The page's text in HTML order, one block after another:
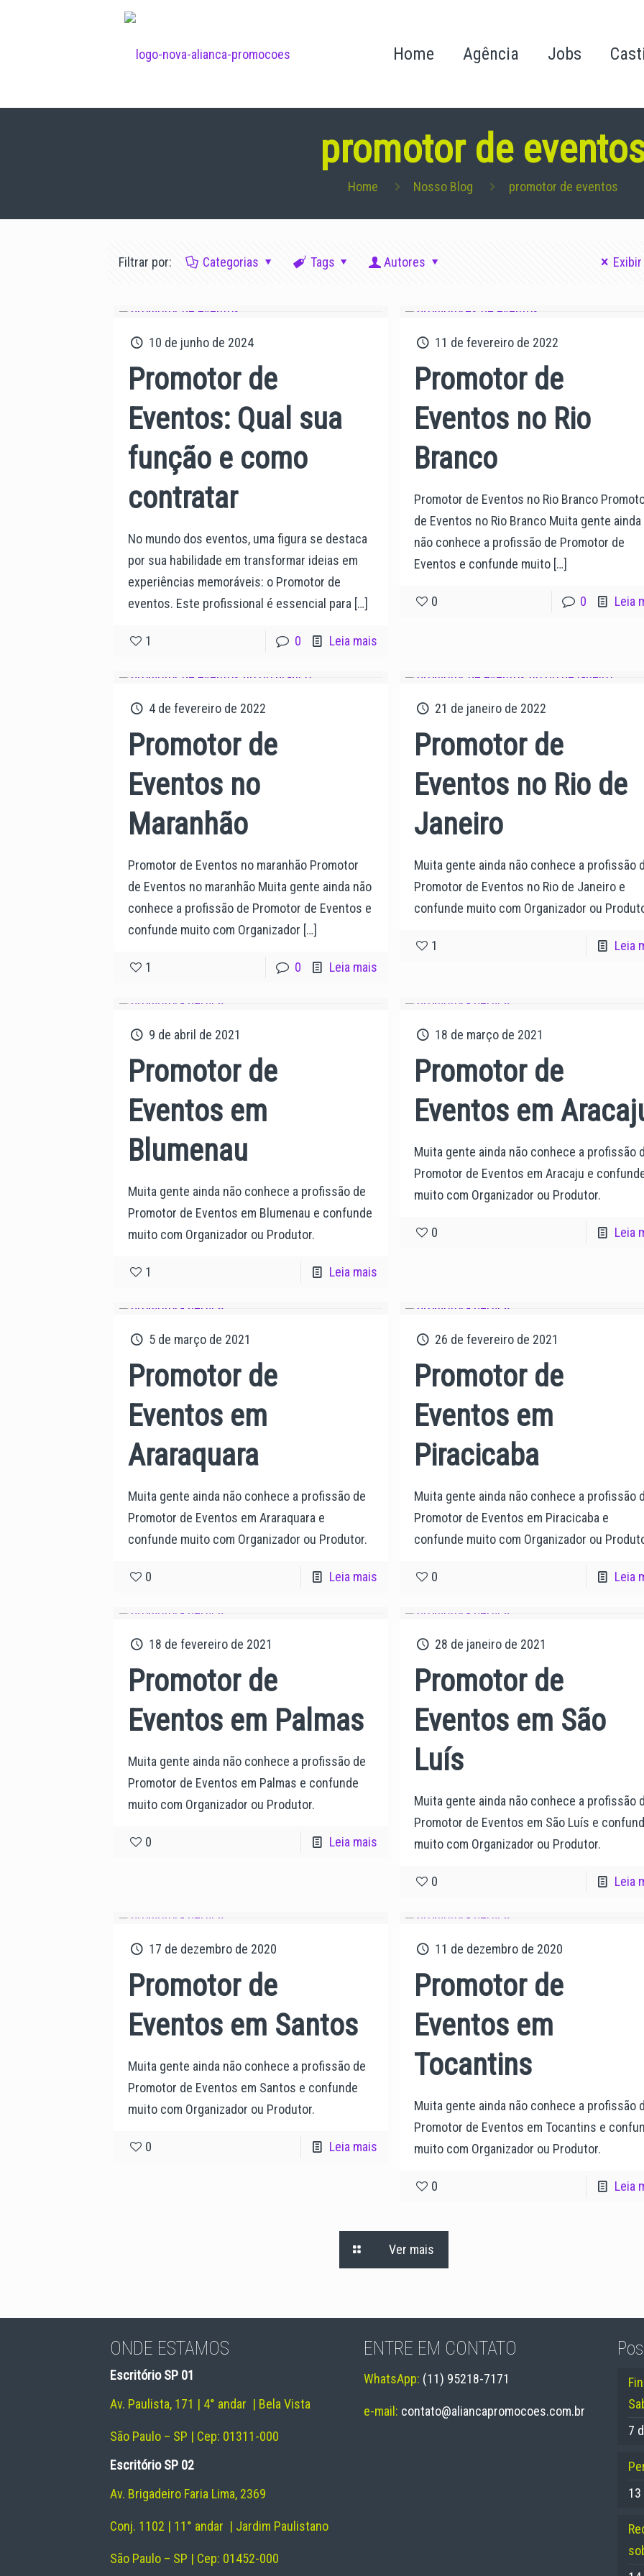
Home Agência Jobs
promotor de
Home Nosso Blog promotor de eventos
Filtrar por: Categorias Tags Autores
10 de junho de 2024
Promotor de
Eventos: Qual sua
função e como
contratar
No mundo dos eventos, uma figura se destaca
por sua habilidade em transformar ideias em
experiências memoráveis: o Promotor de
eventos. Este profissional é essencial para […]
1 0 Leia mais
11 de fevereiro de 2022
Promotor de
Eventos no Rio
Branco
Promotor de Eventos no Rio Branco
de Eventos no Rio Branco Muita gente ainda
não conhece a profissão de Promotor de
Eventos e confunde muito[…]
0 0 Leia
4 de fevereiro de 2022
Promotor de
Eventos no
Maranhão
Promotor de Eventos no maranhão Promotor
de Eventos no maranhão Muita gente ainda não
conhece a profissão de Promotor de Eventos e
confunde muito com Organizador […]
1 0 Leia mais
21 de janeiro de 2022
Promotor de
Eventos no Rio de
Janeiro
Muita gente ainda não conhece a profissão
Promotor de Eventos no Rio de Janeiro e
confunde muito com Organizador ou
1 Leia
9 de abril de 2021
Promotor de
Eventos em
Blumenau
Muita gente ainda não conhece a profissão de
Promotor de Eventos em Blumenau e confunde
muito com Organizador ou Produtor.
1 Leia mais
18 de março de 2021
Promotor de
Eventos em
Muita gente ainda não conhece a profissão
Promotor de Eventos em Aracaju e
muito com Organizador ou Produtor.
0 Leia
5 de março de 2021
Promotor de
Eventos em
Araraquara
Muita gente ainda não conhece a profissão de
Promotor de Eventos em Araraquara e
confunde muito com Organizador ou Produtor.
0 Leia mais
26 de fevereiro de 2021
Promotor de
Eventos em
Piracicaba
Muita gente ainda não conhece a profissão
Promotor de Eventos em Piracicaba e
confunde muito com Organizador ou
0 Leia
18 de fevereiro de 2021
Promotor de
Eventos em Palmas
Muita gente ainda não conhece a profissão de
Promotor de Eventos em Palmas e confunde
muito com Organizador ou Produtor.
0 Leia mais
28 de janeiro de 2021
Promotor de
Eventos em São
Luís
Muita gente ainda não conhece a profissão
Promotor de Eventos em São Luís e
muito com Organizador ou Produtor.
0 Leia
17 de dezembro de 2020
Promotor de
Eventos em Santos
Muita gente ainda não conhece a profissão de
Promotor de Eventos em Santos e confunde
muito com Organizador ou Produtor.
0 Leia mais
11 de dezembro de 2020
Promotor de
Eventos em
Tocantins
Muita gente ainda não conhece a profissão
Promotor de Eventos em Tocantins e
muito com Organizador ou Produtor.
0 Leia
Ver mais
ONDE ESTAMOS
Escritório SP 01
Av. Paulista, 171 | 4° andar | Bela Vista
São Paulo – SP | Cep: 01311-000
Escritório SP 02
Av. Brigadeiro Faria Lima, 2369
Conj. 1102 | 11° andar | Jardim Paulistano
São Paulo – SP | Cep: 01452-000
ENTRE EM CONTATO
WhatsApp: (11) 95218-7171
e-mail: contato@aliancapromocoes.com.br
7